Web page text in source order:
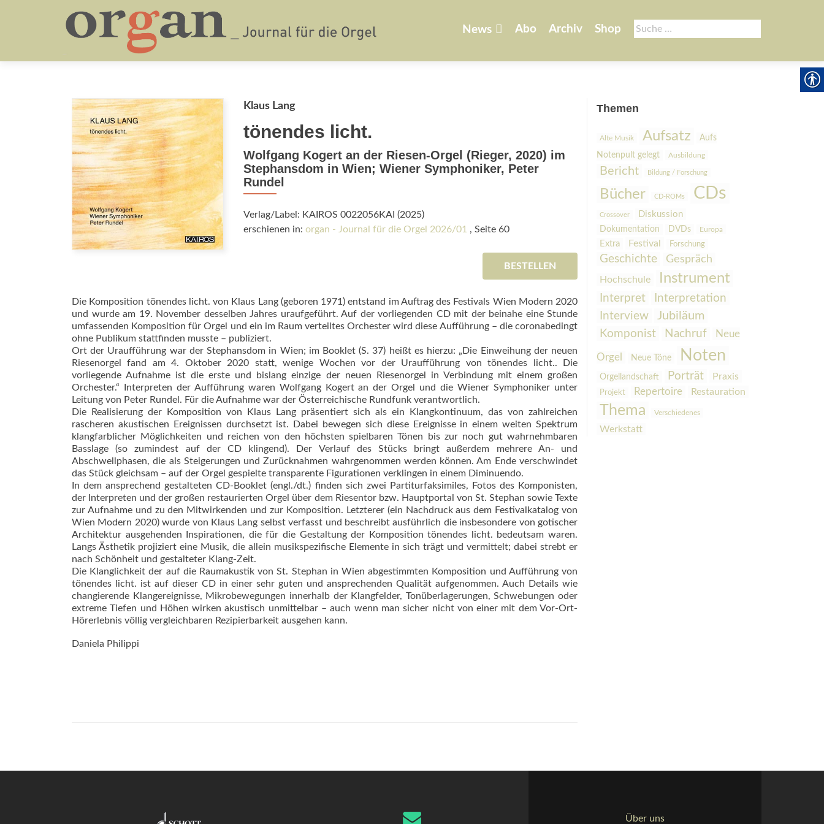
Suche
nach:
springen
News Abo Archiv Shop
Klaus Lang
tönendes licht.
Wolfgang Kogert an der Riesen-Orgel (Rieger, 2020) im
Stephansdom in Wien; Wiener Symphoniker, Peter
Rundel
Verlag/Label: KAIROS 0022056KAI (2025)
erschienen in: organ - Journal für die Orgel 2026/01 , Seite 60
BESTELLEN
Die Komposition tönendes licht. von Klaus Lang (geboren 1971) entstand im Auftrag des Festivals Wien Modern 2020
und wurde am 19. November desselben Jahres uraufgeführt. Auf der vorliegenden CD mit der beinahe eine Stunde
umfassenden Komposition für Orgel und ein im Raum verteiltes Orchester wird diese Aufführung – die coronabedingt
ohne Publikum stattfinden musste – publiziert.
Ort der Uraufführung war der Stephansdom in Wien; im Booklet (S. 37) heißt es hierzu: „Die Einweihung der neuen
Riesenorgel fand am 4. Oktober 2020 statt, wenige Wochen vor der Uraufführung von tönendes licht.. Die
vorliegende Aufnahme ist die erste und bislang einzige der neuen Riesenorgel in Verbindung mit einem großen
Orchester.“ Interpreten der Aufführung waren Wolfgang Kogert an der Orgel und die Wiener Symphoniker unter
Leitung von Peter Rundel. Für die Aufnahme war der Österreichische Rundfunk verantwortlich.
Die Realisierung der Komposi­tion von Klaus Lang präsentiert sich als ein Klangkontinuum, das von zahlreichen
rascheren akustischen Ereignissen durchsetzt ist. Dabei bewegen sich diese Ereignisse in einem weiten Spektrum
klangfarblicher Möglichkeiten und reichen von den höchsten spielbaren Tönen bis zur noch gut wahrnehmbaren
Basslage (so zumindest auf der CD klingend). Der Verlauf des Stücks bringt außerdem mehrere An- und
Abschwellphasen, die als Steigerungen und Zurücknahmen wahrgenommen werden können. Am Ende verschwindet
das Stück gleichsam – auf der Orgel gespielte transparente Figurationen verklingen in einem Diminuendo.
In dem ansprechend gestalteten CD-Booklet (engl./dt.) finden sich zwei Partiturfaksimiles, Fotos des Komponisten,
der Interpreten und der großen restaurierten Orgel über dem Riesentor bzw. Hauptportal von St. Stephan sowie Texte
zur Aufnahme und zu den Mitwirkenden und zur Komposition. Letzterer (ein Nachdruck aus dem Festivalkatalog von
Wien Modern 2020) wurde von Klaus Lang selbst verfasst und beschreibt ausführlich die insbesondere von gotischer
Architektur ausgehenden Inspirationen, die für die Gestaltung der Komposition tönendes licht. bedeutsam waren.
Langs Ästhetik projiziert eine Musik, die allein musikspezifische Elemente in sich trägt und vermittelt; dabei strebt er
nach Schönheit und gestalteter Klang-Zeit.
Die Klanglichkeit der auf die Raumakustik von St. Stephan in Wien abgestimmten Komposition und Aufführung von
tönendes licht. ist auf dieser CD in einer sehr guten und ansprechenden Qualität aufgenommen. Auch Details wie
changierende Klangereignisse, Mikro­bewegungen innerhalb der Klang­felder, Tonüberlagerungen, Schwebungen oder
extreme Tiefen und Höhen wirken akustisch unmittelbar – auch wenn man sicher nicht von einer mit dem Vor-Ort-
Hör­erlebnis völlig vergleichbaren Rezipierbarkeit ausgehen kann.
Daniela Philippi
Themen
Alte Musik Aufsatz
Aufs
Notenpult gelegt
Ausbildung
Bericht Bildung / Forschung
Bücher CD-ROMs CDs
Crossover Diskussion
Dokumentation DVDs Europa
Extra Festival Forschung
Geschichte Gespräch
Hochschule Instrument
Interpret
Interpretation
Interview
Jubiläum
Komponist
Nachruf Neue
Orgel Neue Töne Noten
Orgellandschaft Porträt Praxis
Projekt Repertoire Restauration
Thema Verschiedenes
Werkstatt
Über uns